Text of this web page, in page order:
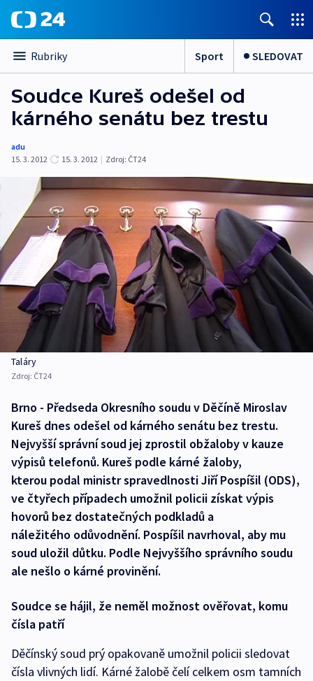
Rubriky Sport SLEDOVAT
Soudce Kureš odešel od
kárného senátu bez trestu
adu
15. 3. 2012
15. 3. 2012 | Zdroj: ČT24
Taláry
Zdroj: ČT24
Brno - Předseda Okresního soudu v Děčíně Miroslav
Kureš dnes odešel od kárného senátu bez trestu.
Nejvyšší správní soud jej zprostil obžaloby v kauze
výpisů telefonů. Kureš podle kárné žaloby,
kterou podal ministr spravedlnosti Jiří Pospíšil (ODS),
ve čtyřech případech umožnil policii získat výpis
hovorů bez dostatečných podkladů a
náležitého odůvodnění. Pospíšil navrhoval, aby mu
soud uložil důtku. Podle Nejvyššího správního soudu
ale nešlo o kárné provinění.
Soudce se hájil, že neměl možnost ověřovat, komu
čísla patří
Děčínský soud prý opakovaně umožnil policii sledovat
čísla vlivných lidí. Kárné žalobě čelí celkem osm tamních